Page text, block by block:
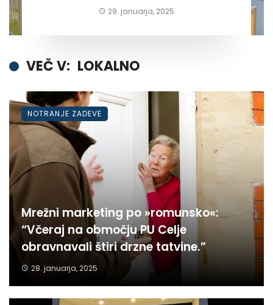
29. januarja, 2025
VEČ V: LOKALNO
Mrežni marketing po »romunsko«:
“Včeraj na območju PU Celje
obravnavali štiri drzne tatvine.”
28. januarja, 2025
NOTRANJE ZADEVE